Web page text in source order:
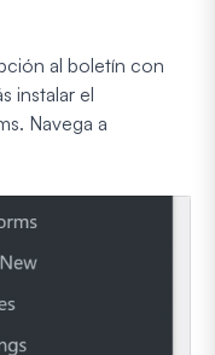
al boletín con
instalar el
Navega a